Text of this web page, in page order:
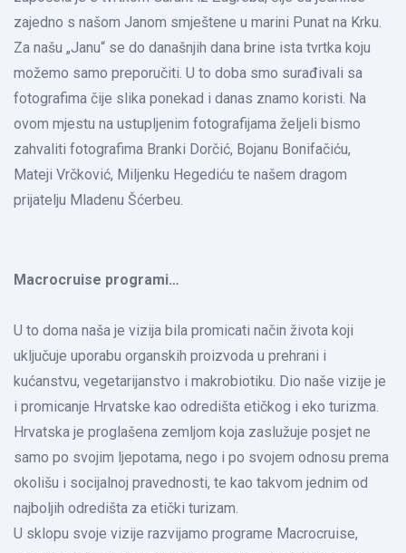
zajedno s našom Janom smještene u marini Punat na Krku.
Za našu „Janu“ se do današnjih dana brine ista tvrtka koju
možemo samo preporučiti. U to doba smo surađivali sa
fotografima čije slika ponekad i danas znamo koristi. Na
ovom mjestu na ustupljenim fotografijama željeli bismo
zahvaliti fotografima Branki Dorčić, Bojanu Bonifačiću,
Mateji Vrčković, Miljenku Hegediću te našem dragom
prijatelju Mladenu Šćerbeu.
Macrocruise programi…
U to doma naša je vizija bila promicati način života koji
uključuje uporabu organskih proizvoda u prehrani i
kućanstvu, vegetarijanstvo i makrobiotiku. Dio naše vizije je
i promicanje Hrvatske kao odredišta etičkog i eko turizma.
Hrvatska je proglašena zemljom koja zaslužuje posjet ne
samo po svojim ljepotama, nego i po svojem odnosu prema
okolišu i socijalnoj pravednosti, te kao takvom jednim od
najboljih odredišta za etički turizam.
U sklopu svoje vizije razvijamo programe Macrocruise,